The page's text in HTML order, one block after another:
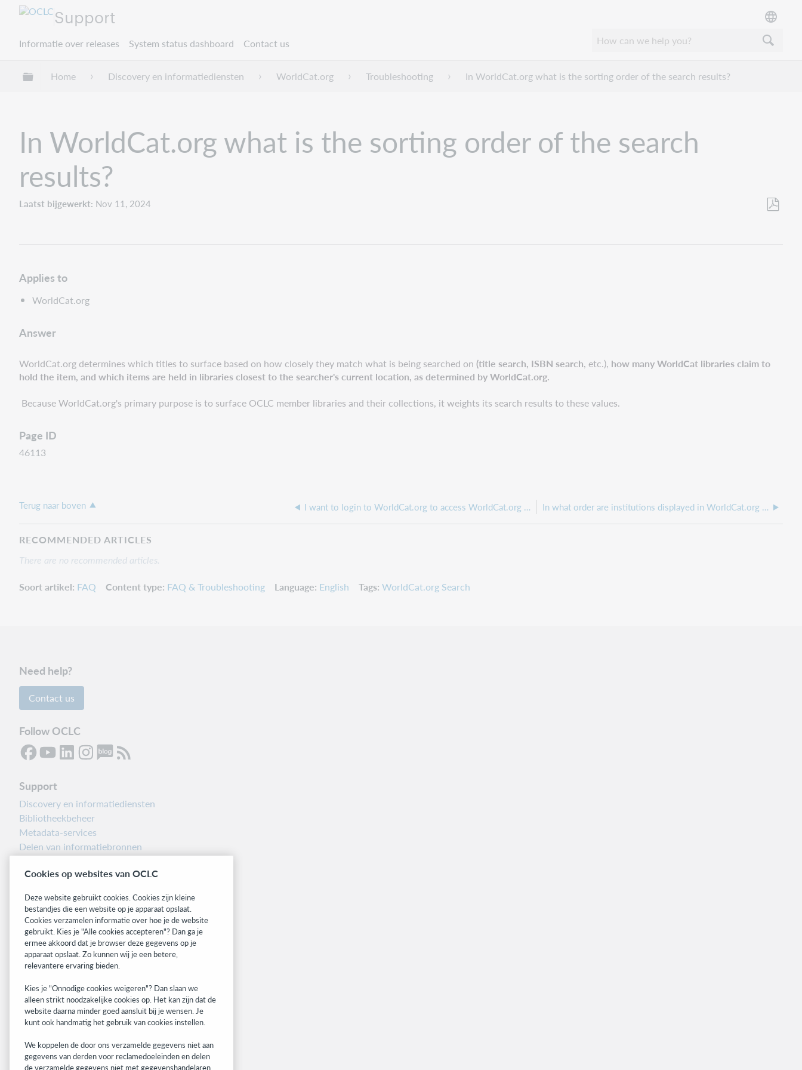
Support
Informatie over releases System status dashboard Contact us
Mondiale hiërarchie uitvouwen / samenvouwen
Home Discovery en informatiediensten WorldCat.org Troubleshooting In WorldCat.org what is the sorting order of the search results?
In WorldCat.org what is the sorting order of the search
results?
Laatst bijgewerkt Nov 11, 2024
Applies to
WorldCat.org
Answer
WorldCat.org determines which titles to surface based on how closely they match what is being searched on (title search, ISBN search, etc.), how many WorldCat libraries claim to
hold the item, and which items are held in libraries closest to the searcher's current location, as determined by WorldCat.org.
Because WorldCat.org's primary purpose is to surface OCLC member libraries and their collections, it weights its search results to these values.
Page ID
46113
Terug naar boven I want to login to WorldCat.org to access WorldCat.org Insights but am getting an error message. In what order are institutions displayed in WorldCat.org results, and how is that order determined?
RECOMMENDED ARTICLES
There are no recommended articles.
Soort artikel FAQ Content type FAQ & Troubleshooting Language English Tags WorldCat.org Search
Need help?
Contact us
Follow OCLC
Support
Discovery en informatiediensten
Bibliotheekbeheer
Metadata-services
Delen van informatiebronnen
Informatie over releases
Related sites
OCLC.org
BibFormats
Community
WebJunction
Developer Network
Get the latest product updates, research,
Cookies op websites van OCLC
Deze website gebruikt cookies. Cookies zijn kleine
bestandjes die een website op je apparaat opslaat.
Cookies verzamelen informatie over hoe je de website
gebruikt. Kies je "Alle cookies accepteren"? Dan ga je
ermee akkoord dat je browser deze gegevens op je
apparaat opslaat. Zo kunnen wij je een betere,
relevantere ervaring bieden.
Kies je "Onnodige cookies weigeren"? Dan slaan we
alleen strikt noodzakelijke cookies op. Het kan zijn dat de
website daarna minder goed aansluit bij je wensen. Je
kunt ook handmatig het gebruik van cookies instellen.
We koppelen de door ons verzamelde gegevens niet aan
gegevens van derden voor reclamedoeleinden en delen
de verzamelde gegevens niet met gegevenshandelaren.